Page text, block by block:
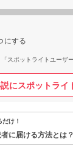
にする
スポットライトユーザ
にスポットライ
け！
に届ける方法とは？